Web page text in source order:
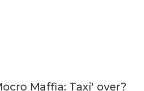
Maffia: Taxi' over?